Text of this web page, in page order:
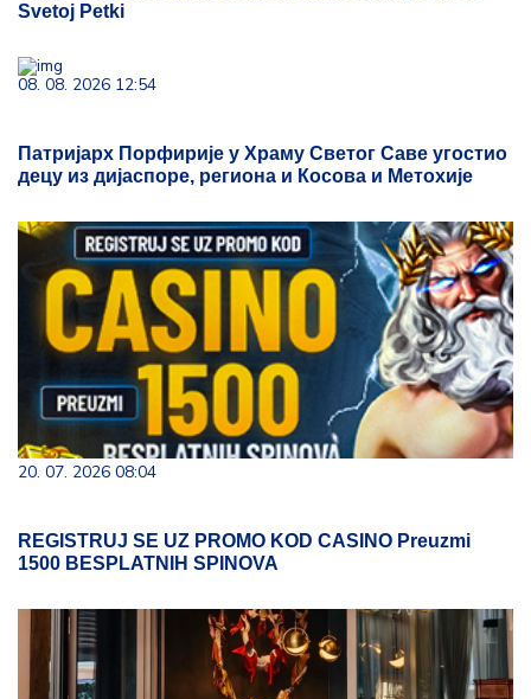
Svetoj Petki
08. 08. 2026 12:54
Патријарх Порфирије у Храму Светог Саве угостио
децу из дијаспоре, региона и Косова и Метохије
20. 07. 2026 08:04
REGISTRUJ SE UZ PROMO KOD CASINO Preuzmi
1500 BESPLATNIH SPINOVA